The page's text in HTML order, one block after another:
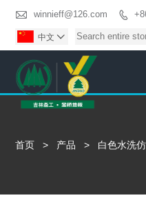
 winnieff@126.com 
中文 
首页 > 产品 > 白色水洗